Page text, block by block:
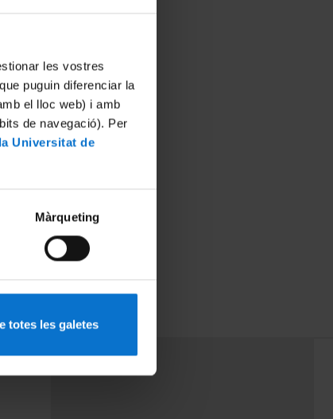
les vostres
puguin diferenciar la
el lloc web) i amb
de navegació). Per
Universitat de
Màrqueting
totes les galetes
PEU 3